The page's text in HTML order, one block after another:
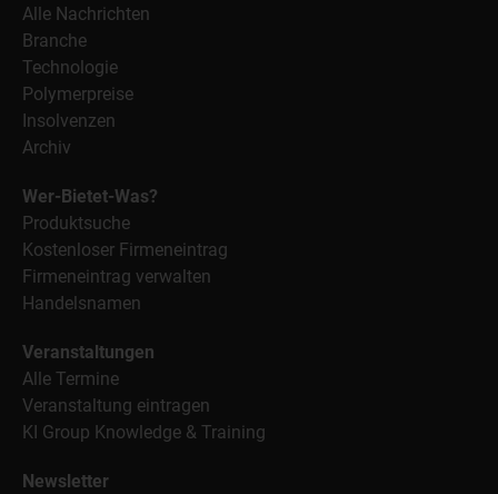
Alle Nachrichten
Branche
Technologie
Polymerpreise
Insolvenzen
Archiv
Wer-Bietet-Was?
Produktsuche
Kostenloser Firmeneintrag
Firmeneintrag verwalten
Handelsnamen
Veranstaltungen
Alle Termine
Veranstaltung eintragen
KI Group Knowledge & Training
Newsletter